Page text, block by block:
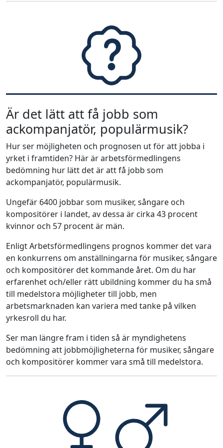
Är det lätt att få jobb som
ackompanjatör, populärmusik?
Hur ser möjligheten och prognosen ut för att jobba i
yrket i framtiden? Här är arbetsförmedlingens
bedömning hur lätt det är att få jobb som
ackompanjatör, populärmusik.
Ungefär 6400 jobbar som musiker, sångare och
kompositörer i landet, av dessa är cirka 43 procent
kvinnor och 57 procent är män.
Enligt Arbetsförmedlingens prognos kommer det vara
en konkurrens om anställningarna för musiker, sångare
och kompositörer det kommande året. Om du har
erfarenhet och/eller rätt ubildning kommer du ha små
till medelstora möjligheter till jobb, men
arbetsmarknaden kan variera med tanke på vilken
yrkesroll du har.
Ser man längre fram i tiden så är myndighetens
bedömning att jobbmöjligheterna för musiker, sångare
och kompositörer kommer vara små till medelstora.